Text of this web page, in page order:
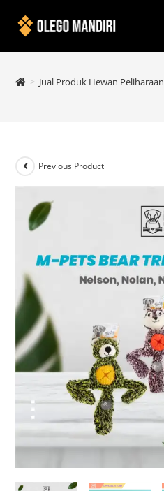
> Jual Produk Hewan Peliharaan
Previous Product